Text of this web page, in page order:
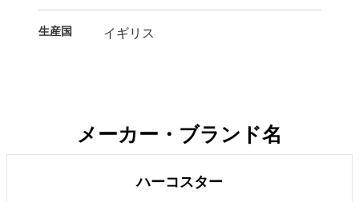
生産国 イギリス
メーカー・ブランド名
ハーコスター